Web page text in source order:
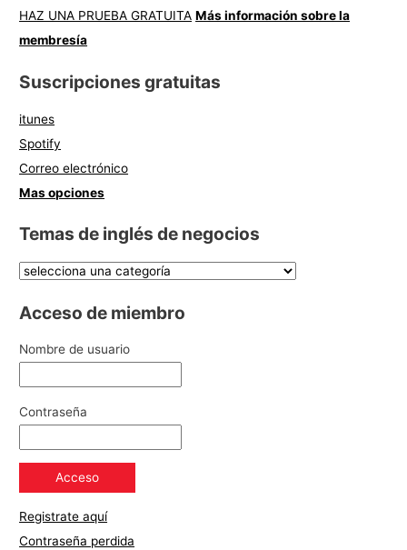
HAZ UNA PRUEBA GRATUITA Más información sobre la
membresía
Suscripciones gratuitas
itunes
Spotify
Correo electrónico
Mas opciones
Temas de inglés de negocios
Acceso de miembro
Nombre de usuario
Contraseña
Registrate aquí
Contraseña perdida